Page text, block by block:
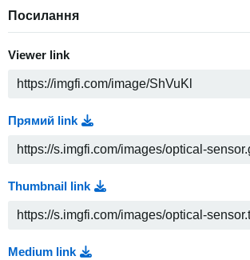
Посилання
Viewer link
Прямий link
Thumbnail link
Medium link